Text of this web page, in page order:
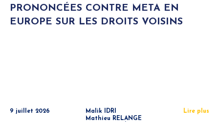
PRONONCÉES CONTRE META EN
EUROPE SUR LES DROITS VOISINS
9 juillet 2026
Malik IDRI
Mathieu RELANGE
Lire plus